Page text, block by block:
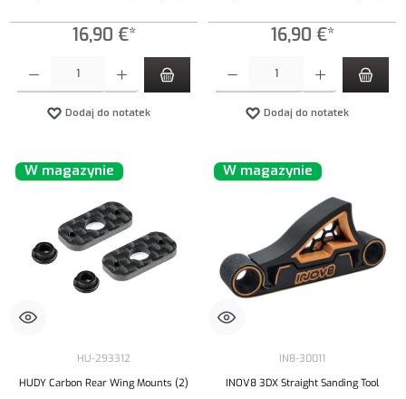
16,90 €*
Dodaj do notatek
16,90 €*
Dodaj do notatek
W magazynie
HU-293312
HUDY Carbon Rear Wing Mounts (2)
W magazynie
IN8-30011
INOV8 3DX Straight Sanding Tool